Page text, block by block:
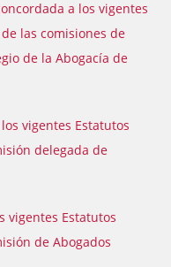
a los vigentes
las comisiones de
de la Abogacía de
vigentes Estatutos
delegada de
vigentes Estatutos
de Abogados